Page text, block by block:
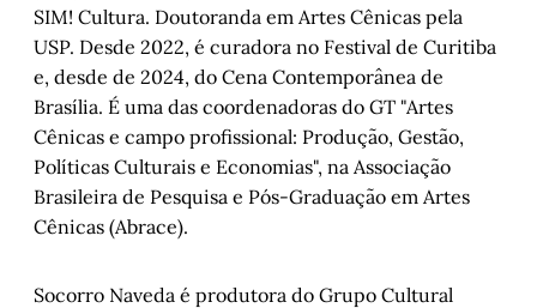
SIM! Cultura. Doutoranda em Artes Cênicas pela
USP. Desde 2022, é curadora no Festival de Curitiba
e, desde de 2024, do Cena Contemporânea de
Brasília. É uma das coordenadoras do GT "Artes
Cênicas e campo profissional: Produção, Gestão,
Políticas Culturais e Economias", na Associação
Brasileira de Pesquisa e Pós-Graduação em Artes
Cênicas (Abrace).
Socorro Naveda é produtora do Grupo Cultural